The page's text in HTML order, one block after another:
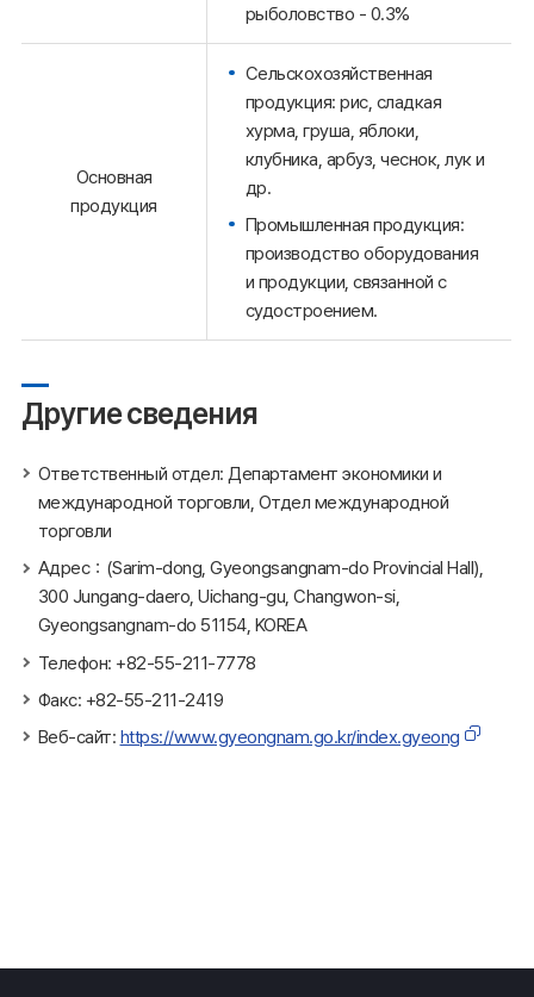
рыболовство - 0.3%
Основная
продукция
Сельскохозяйственная
продукция: рис, сладкая
хурма, груша, яблоки,
клубника, арбуз, чеснок, лук и
др.
Промышленная продукция:
производство оборудования
и продукции, связанной с
судостроением.
Другие сведения
Ответственный отдел: Департамент экономики и
международной торговли, Отдел международной
торговли
Адрес：(Sarim-dong, Gyeongsangnam-do Provincial Hall),
300 Jungang-daero, Uichang-gu, Changwon-si,
Gyeongsangnam-do 51154, KOREA
Телефон: +82-55-211-7778
Факс: +82-55-211-2419
Веб-сайт: https://www.gyeongnam.go.kr/index.gyeong